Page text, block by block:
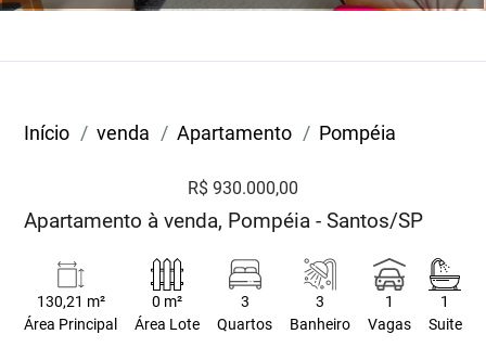
Início venda Apartamento Pompéia
R$ 930.000,00
Apartamento à venda, Pompéia - Santos/SP
130,21 m²
Área Principal
0 m²
Área Lote
3
Quartos
3
Banheiro
1
Vagas
1
Suite